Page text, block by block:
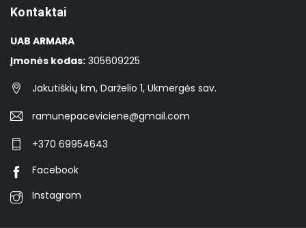
Kontaktai
UAB ARMARA
Įmonės kodas: 305609225
Jakutiškių km, Darželio 1, Ukmergės sav.
ramunepaceviciene@gmail.com
+370 69954643
Facebook
Instagram